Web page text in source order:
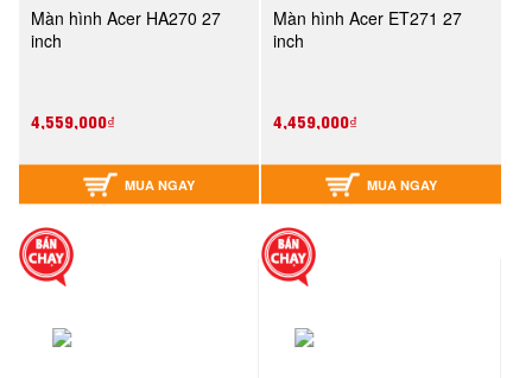
Màn hình Acer HA270 27
inch
4,559,000₫
MUA NGAY
Màn hình Acer ET271 27
inch
4,459,000₫
MUA NGAY